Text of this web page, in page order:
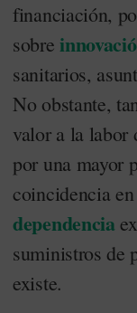
financiación,
sobre
sanitarios,
No obstante,
valor a la labor
por una mayor
coincidencia
dependencia
suministros de
existe.